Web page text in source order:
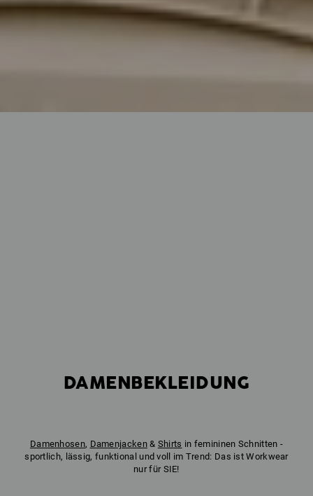
DAMENBEKLEIDUNG
Damenhosen, Damenjacken& Shirts in femininen Schnitten -
sportlich, lässig, funktional und voll im Trend: Das ist Workwear
nur für SIE!